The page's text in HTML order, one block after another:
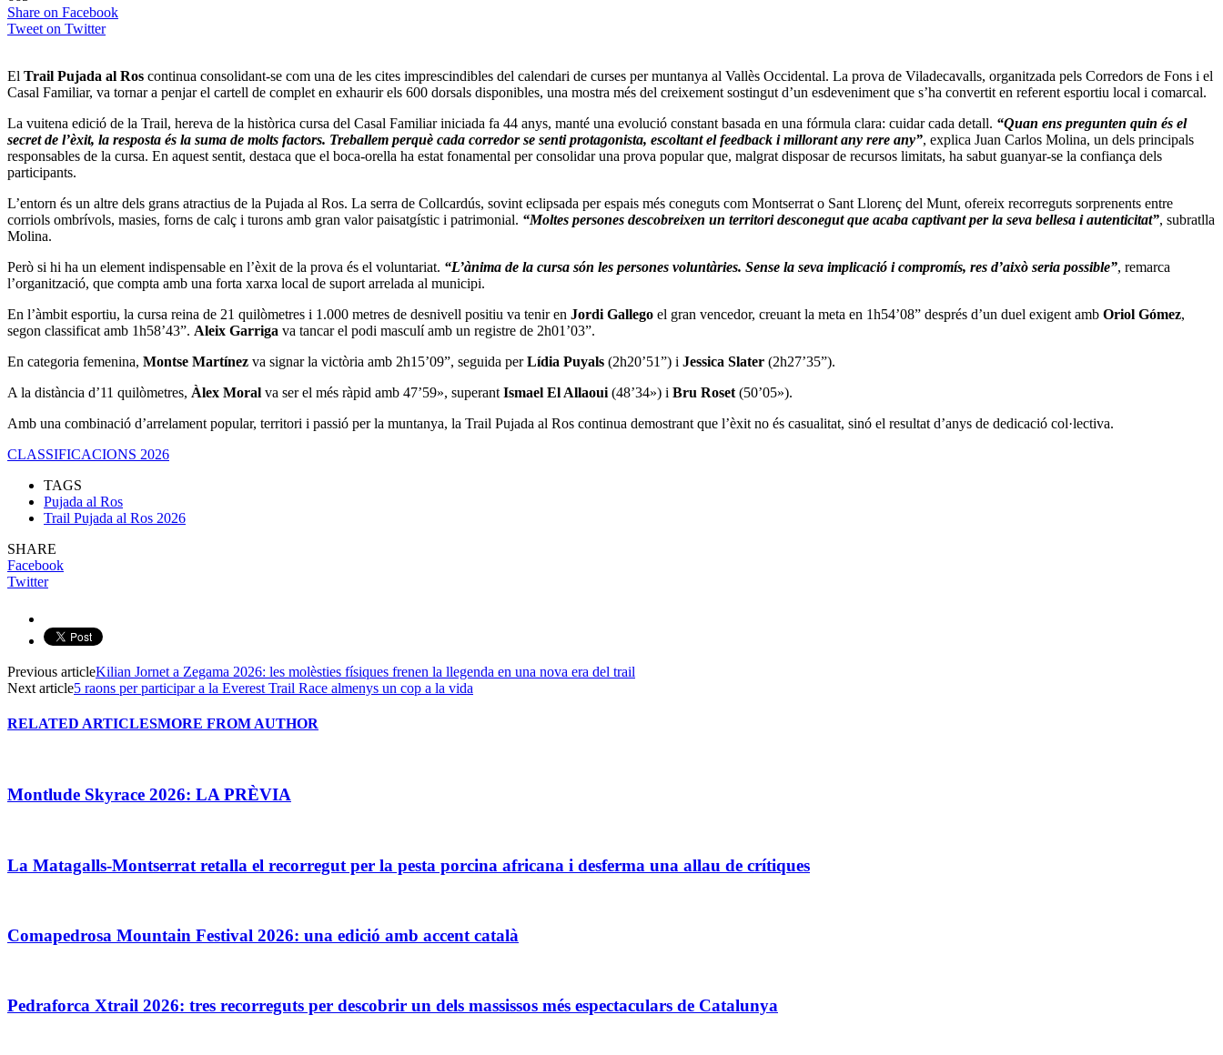
Share on Facebook
Tweet on Twitter
El Trail Pujada al Ros continua consolidant-se com una de les cites imprescindibles del calendari de curses per muntanya al Vallès Occidental. La prova de Viladecavalls, organitzada pels Corredors de Fons i el
Casal Familiar, va tornar a penjar el cartell de complet en exhaurir els 600 dorsals disponibles, una mostra més del creixement sostingut d’un esdeveniment que s’ha convertit en referent esportiu local i comarcal.
La vuitena edició de la Trail, hereva de la històrica cursa del Casal Familiar iniciada fa 44 anys, manté una evolució constant basada en una fórmula clara: cuidar cada detall. “Quan ens pregunten quin és el
secret de l’èxit, la resposta és la suma de molts factors. Treballem perquè cada corredor se senti protagonista, escoltant el feedback i millorant any rere any”, explica Juan Carlos Molina, un dels principals
responsables de la cursa. En aquest sentit, destaca que el boca-orella ha estat fonamental per consolidar una prova popular que, malgrat disposar de recursos limitats, ha sabut guanyar-se la confiança dels
participants.
L’entorn és un altre dels grans atractius de la Pujada al Ros. La serra de Collcardús, sovint eclipsada per espais més coneguts com Montserrat o Sant Llorenç del Munt, ofereix recorreguts sorprenents entre
corriols ombrívols, masies, forns de calç i turons amb gran valor paisatgístic i patrimonial. “Moltes persones descobreixen un territori desconegut que acaba captivant per la seva bellesa i autenticitat”, subratlla
Molina.
Però si hi ha un element indispensable en l’èxit de la prova és el voluntariat. “L’ànima de la cursa són les persones voluntàries. Sense la seva implicació i compromís, res d’això seria possible”, remarca
l’organització, que compta amb una forta xarxa local de suport arrelada al municipi.
En l’àmbit esportiu, la cursa reina de 21 quilòmetres i 1.000 metres de desnivell positiu va tenir en Jordi Gallego el gran vencedor, creuant la meta en 1h54’08” després d’un duel exigent amb Oriol Gómez,
segon classificat amb 1h58’43”. Aleix Garriga va tancar el podi masculí amb un registre de 2h01’03”.
En categoria femenina, Montse Martínez va signar la victòria amb 2h15’09”, seguida perLídia Puyals (2h20’51”) i Jessica Slater (2h27’35”).
A la distància d’11 quilòmetres, Àlex Moral va ser el més ràpid amb 47’59», superant Ismael El Allaoui (48’34») i Bru Roset (50’05»).
Amb una combinació d’arrelament popular, territori i passió per la muntanya, la Trail Pujada al Ros continua demostrant que l’èxit no és casualitat, sinó el resultat d’anys de dedicació col·lectiva.
CLASSIFICACIONS 2026
TAGS
Pujada al Ros
Trail Pujada al Ros 2026
SHARE
Facebook
Twitter
Previous articleKilian Jornet a Zegama 2026: les molèsties físiques frenen la llegenda en una nova era del trail
Next article5 raons per participar a la Everest Trail Race almenys un cop a la vida
RELATED ARTICLESMORE FROM AUTHOR
Montlude Skyrace 2026: LA PRÈVIA
La Matagalls-Montserrat retalla el recorregut per la pesta porcina africana i desferma una allau de crítiques
Comapedrosa Mountain Festival 2026: una edició amb accent català
Pedraforca Xtrail 2026: tres recorreguts per descobrir un dels massissos més espectaculars de Catalunya